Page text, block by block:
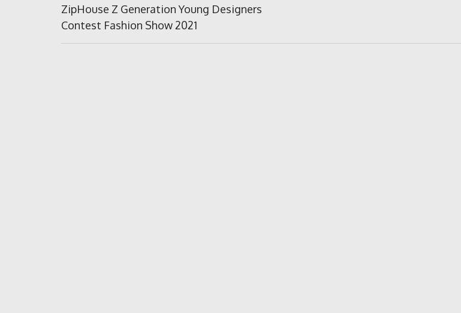
în
articole
Previous
Post:
ZipHouse Z Generation Young Designers
Contest Fashion Show 2021